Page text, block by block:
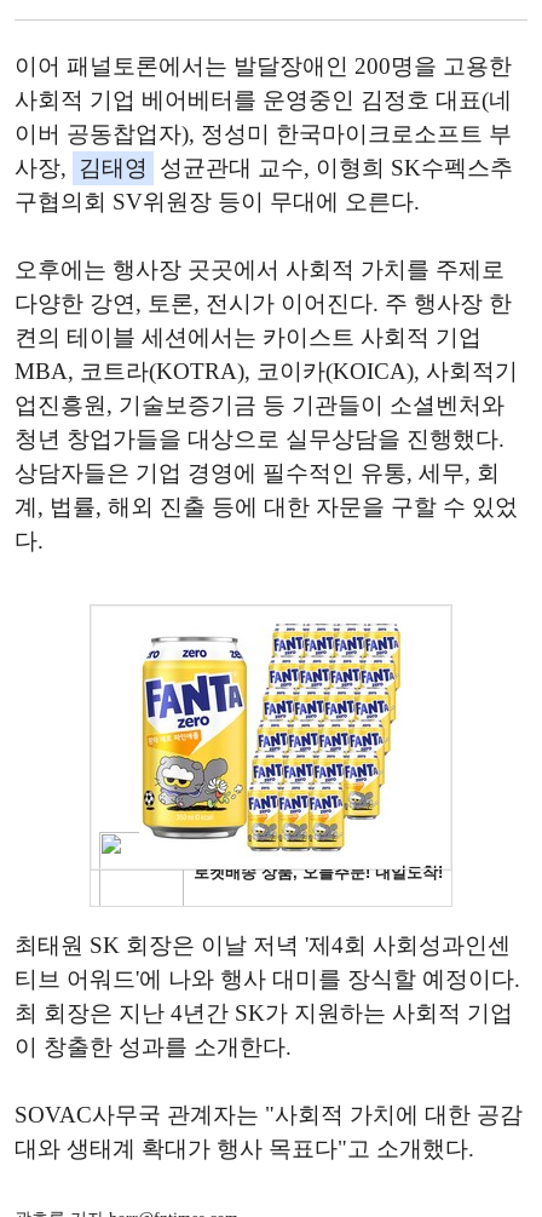
이어 패널토론에서는 발달장애인 200명을 고용한
사회적 기업 베어베터를 운영중인 김정호 대표(네
이버 공동찹업자), 정성미 한국마이크로소프트 부
사장,
김태영
성균관대 교수, 이형희 SK수펙스추
구협의회 SV위원장 등이 무대에 오른다.
오후에는 행사장 곳곳에서 사회적 가치를 주제로
다양한 강연, 토론, 전시가 이어진다. 주 행사장 한
켠의 테이블 세션에서는 카이스트 사회적 기업
MBA, 코트라(KOTRA), 코이카(KOICA), 사회적기
업진흥원, 기술보증기금 등 기관들이 소셜벤처와
청년 창업가들을 대상으로 실무상담을 진행했다.
상담자들은 기업 경영에 필수적인 유통, 세무, 회
계, 법률, 해외 진출 등에 대한 자문을 구할 수 있었
다.
최태원 SK 회장은 이날 저녁 '제4회 사회성과인센
티브 어워드'에 나와 행사 대미를 장식할 예정이다.
최 회장은 지난 4년간 SK가 지원하는 사회적 기업
이 창출한 성과를 소개한다.
SOVAC사무국 관계자는 "사회적 가치에 대한 공감
대와 생태계 확대가 행사 목표다"고 소개했다.